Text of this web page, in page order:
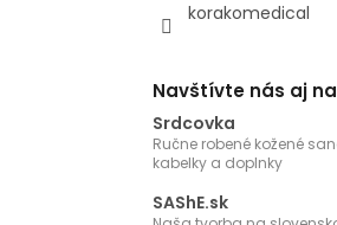
korakomedical
Navštívte nás aj
Srdcovka
Ručne robené kožené
kabelky a doplnky
SAShE.sk